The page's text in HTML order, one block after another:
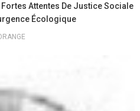
Fortes Attentes De Justice Sociale
Écologique